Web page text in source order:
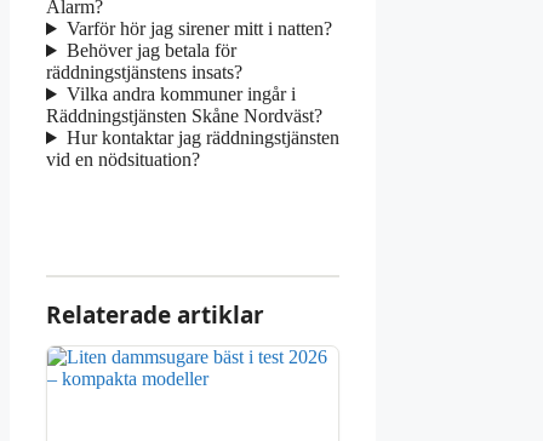
Alarm?
Varför hör jag sirener mitt i natten?
Behöver jag betala för
räddningstjänstens insats?
Vilka andra kommuner ingår i
Räddningstjänsten Skåne Nordväst?
Hur kontaktar jag räddningstjänsten
vid en nödsituation?
Relaterade artiklar